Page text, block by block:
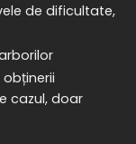
de dificultate,
cazul, doar